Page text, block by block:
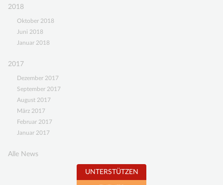
2018
Oktober 2018
Juni 2018
Januar 2018
2017
Dezember 2017
September 2017
August 2017
März 2017
Februar 2017
Januar 2017
Alle News
UNTERSTÜTZEN